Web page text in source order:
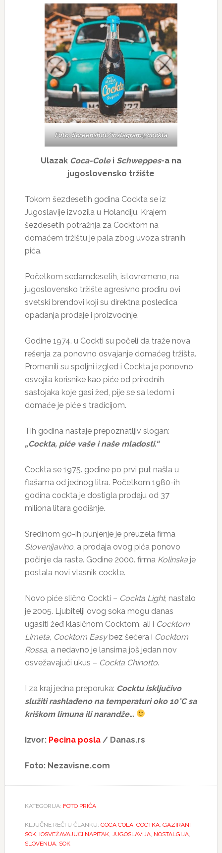
Foto: Screenshot/instagram@cockta
Ulazak Coca-Colei Schweppes-a na
jugoslovensko tržište
Tokom šezdesetih godina Cockta se iz
Jugoslavije izvozila u Holandiju. Krajem
šezdesetih potražnja za Cocktom na
domaćem tržištu je pala zbog uvoza stranih
pića.
Početkom sedamdesetih, istovremeno, na
jugoslovensko tržište agresivno prodiru ovi
svetski brendovi koji su direktna posledica
opadanja prodaje i proizvodnje.
Godine 1974. u Cockti su počeli da traže nova
rešenja za ponovno osvajanje domaćeg tržišta.
Promenili su spoljni izgled i Cockta je ponovno
osvojila korisnike kao piće od prirodnih
sastojaka koje gasi žeđ, pije se sa ledom i
domaće je piće s tradicijom.
Tih godina nastaje prepoznatljiv slogan:
„Cockta, piće vaše i naše mladosti.“
Cockta se 1975. godine po prvi put našla u
flašama od jednog litra. Početkom 1980-ih
godina cockta je dostigla prodaju od 37
miliona litara godišnje.
Sredinom 90-ih punjenje je preuzela firma
Slovenijavino, a prodaja ovog pića ponovo
počinje da raste. Godine 2000. firma Kolinskaje
postala novi vlasnik cockte.
Novo piće slično Cockti – Cockta Light, nastalo
je 2005. Ljubitelji ovog soka mogu danas
ugasiti žeđ klasičnom Cocktom, ali i Cocktom
Limeta, Cocktom Easybez šećera i Cocktom
Rossa, a nedavno je lansirna još jedan nov
osvežavajući ukus – Cockta Chinotto.
I za kraj jedna preporuka: Cocktu isključivo
služiti rashlađeno na temperaturi oko 10°C sa
kriškom limuna ili narandže…
Izvor: Pecina posla/ Danas.rs
Foto: Nezavisne.com
KATEGORIJA: FOTO PRIĆA
KLJUČNE REČI U ČLANKU: COCA COLA, COCTKA, GAZIRANI
SOK, IOSVEŽAVAJUĆI NAPITAK, JUGOSLAVIJA, NOSTALGIJA,
SLOVENIJA, SOK